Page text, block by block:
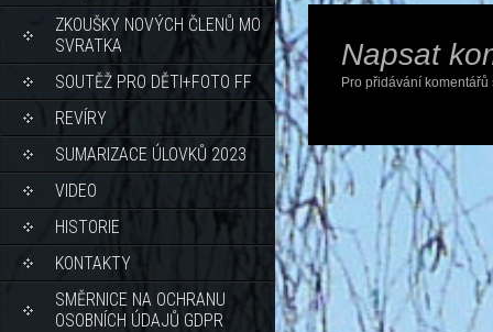
ZKOUŠKY NOVÝCH ČLENŮ MO
SVRATKA
SOUTĚŽ PRO DĚTI+FOTO FF
REVÍRY
SUMARIZACE ÚLOVKŮ 2023
VIDEO
HISTORIE
KONTAKTY
SMĚRNICE NA OCHRANU
OSOBNÍCH ÚDAJŮ GDPR
Napsat
Pro přidávání